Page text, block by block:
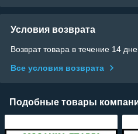
Условия возврата
Возврат товара в течение 14
Все условия возврата
Подобные товары